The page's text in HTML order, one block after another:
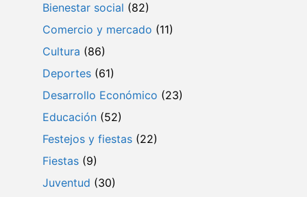
Bienestar social (82)
Comercio y mercado (11)
Cultura (86)
Deportes (61)
Desarrollo Económico (23)
Educación (52)
Festejos y fiestas (22)
Fiestas (9)
Juventud (30)